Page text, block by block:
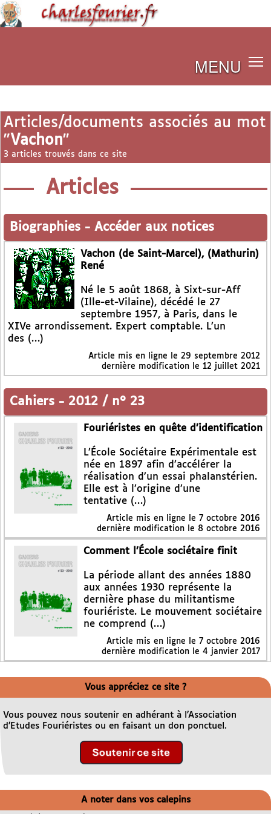
MENU
Articles/documents associés au mot
"Vachon"
3 articles trouvés dans ce site
Articles
Biographies - Accéder aux notices
Vachon (de Saint-Marcel), (Mathurin)
René
Né le 5 août 1868, à Sixt-sur-Aff
(Ille-et-Vilaine), décédé le 27
septembre 1957, à Paris, dans le
XIVe arrondissement. Expert comptable. L’un
des (…)
Article mis en ligne le 29 septembre 2012
dernière modification le 12 juillet 2021
Cahiers - 2012 / n° 23
Fouriéristes en quête d’identification
L’École Sociétaire Expérimentale est
née en 1897 afin d’accélérer la
réalisation d’un essai phalanstérien.
Elle est à l’origine d’une
tentative (…)
Article mis en ligne le 7 octobre 2016
dernière modification le 8 octobre 2016
Comment l’École sociétaire finit
La période allant des années 1880
aux années 1930 représente la
dernière phase du militantisme
fouriériste. Le mouvement sociétaire
ne comprend (…)
Article mis en ligne le 7 octobre 2016
dernière modification le 4 janvier 2017
Vous appréciez ce site ?
Vous pouvez nous soutenir en adhérant à l’Association
d’Etudes Fouriéristes ou en faisant un don ponctuel.
A noter dans vos calepins